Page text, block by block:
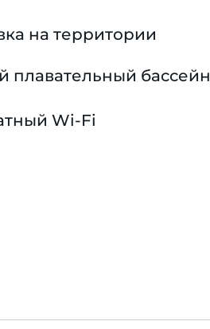
на территории
плавательный бассейн
Wi-Fi